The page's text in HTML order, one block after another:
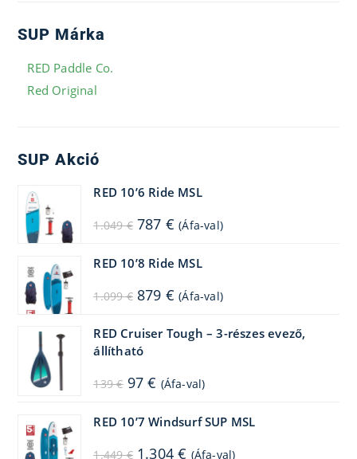
SUP Márka
RED Paddle Co.
Red Original
SUP Akció
RED 10’6 Ride MSL
1.049€ Original
price
1.049 €.
787 € Current
price
(Áfa-val)
RED 10’8 Ride MSL
1.099€ Original
price
1.099 €.
879 € Current
price
879 €.
(Áfa-val)
RED Cruiser Tough – 3-részes evező,
állítható
139€ Original
price
97€ Current
price
97 €.
(Áfa-val)
RED 10’7 Windsurf SUP MSL
1.449€ Original
1.304€ Current
(Áfa-val)